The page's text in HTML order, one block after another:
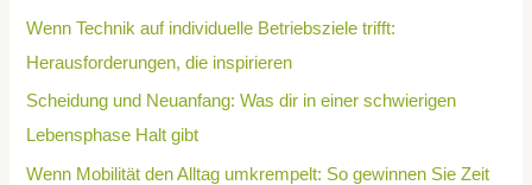
Wenn Technik auf individuelle Betriebsziele trifft:
Herausforderungen, die inspirieren
Scheidung und Neuanfang: Was dir in einer schwierigen
Lebensphase Halt gibt
Wenn Mobilität den Alltag umkrempelt: So gewinnen Sie Zeit